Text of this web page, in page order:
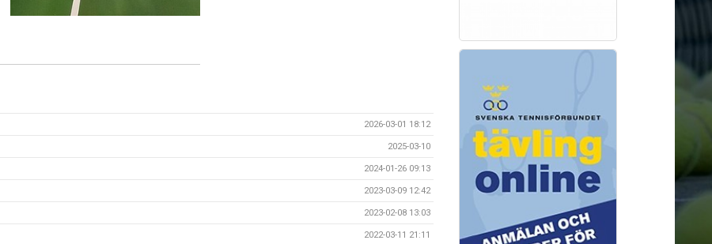
2026-03-01 18:12
2025-03-10
2024-01-26 09:13
2023-03-09 12:42
2023-02-08 13:03
2022-03-11 21:11